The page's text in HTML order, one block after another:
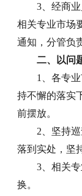
3、经商
相关专业市场
通知，分管负
二、以问
1、各专
持不懈的落实
前摆放。
2、坚持
落到实处，坚
3、相关
换。